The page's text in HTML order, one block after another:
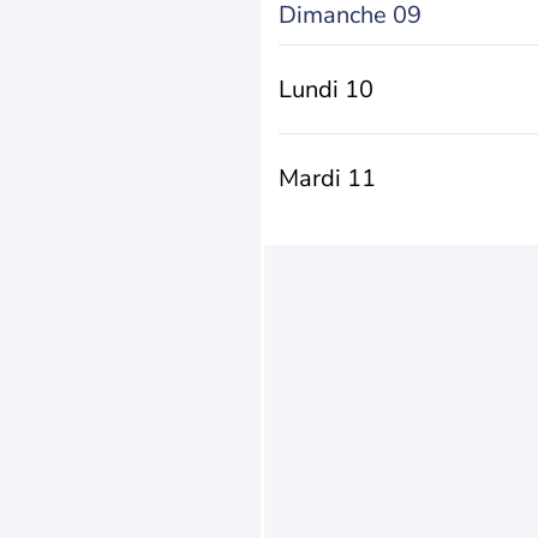
Dimanche 09
Lundi 10
Mardi 11